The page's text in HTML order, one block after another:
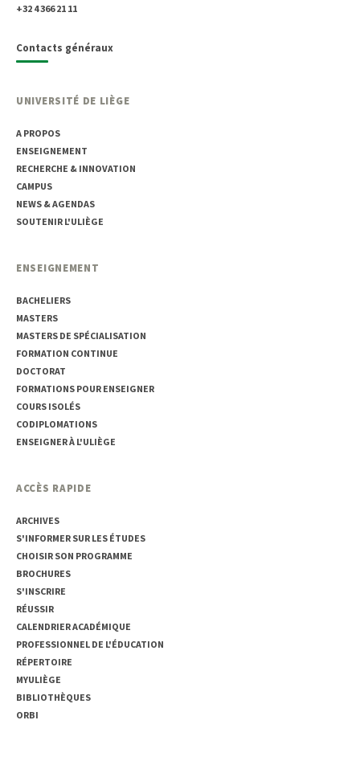
+32 4 366 21 11
Contacts généraux
UNIVERSITÉ DE LIÈGE
A PROPOS
ENSEIGNEMENT
RECHERCHE & INNOVATION
CAMPUS
NEWS & AGENDAS
SOUTENIR L'ULIÈGE
ENSEIGNEMENT
BACHELIERS
MASTERS
MASTERS DE SPÉCIALISATION
FORMATION CONTINUE
DOCTORAT
FORMATIONS POUR ENSEIGNER
COURS ISOLÉS
CODIPLOMATIONS
ENSEIGNER À L'ULIÈGE
ACCÈS RAPIDE
ARCHIVES
S'INFORMER SUR LES ÉTUDES
CHOISIR SON PROGRAMME
BROCHURES
S'INSCRIRE
RÉUSSIR
CALENDRIER ACADÉMIQUE
PROFESSIONNEL DE L'ÉDUCATION
RÉPERTOIRE
MYULIÈGE
BIBLIOTHÈQUES
ORBI